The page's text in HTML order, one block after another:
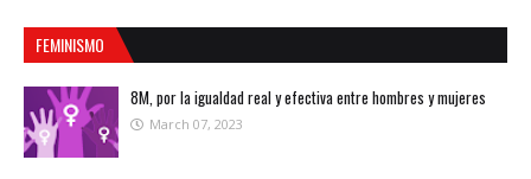
FEMINISMO
8M, por la igualdad real y efectiva entre hombres y mujeres
March 07, 2023